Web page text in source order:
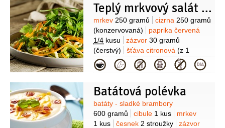
Teplý mrkvový salát s cizrnou
Suroviny
mrkev 250 gramů cizrna 250 gramů
(konzervovaná)
paprika červená
1/4 kusu zázvor 30 gramů
(čerstvý)
šťáva citronová (z 1
citronu)
rukola1 hrst
petrželka
velkolistá2 lžíce (2-3 lžíce
Kategorie
Batátová polévka
Suroviny
batáty - sladké brambory
600 gramů
cibule 1 kus
mrkev
1 kus
česnek 2 stroužky
zázvor